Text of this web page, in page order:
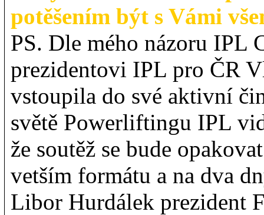
potěšením být s Vámi
PS. Dle mého názoru IPL
prezidentovi IPL pro ČR
vstoupila do své aktivní
světě Powerliftingu IPL
že soutěž se bude
vetším formátu a na dva
Libor Hurdálek prezident